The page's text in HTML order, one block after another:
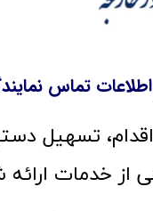
تماس
از خدمات ارائه